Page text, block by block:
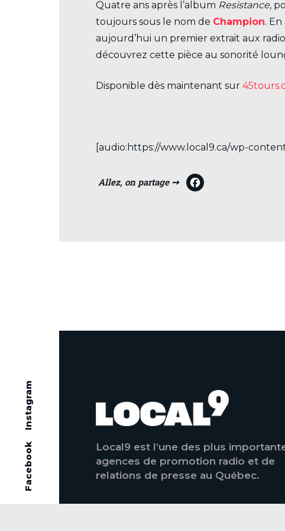
Facebook
Instagram
Quatre ans après l’album Resistance,
toujours sous le nom de Champion.
aujourd’hui un premier extrait aux
découvrez cette pièce au sonorité
Disponible dès maintenant sur
[audio:https://www.local9.ca/wp-
Local9 est l’une des plus
agences de promotion radio et de
relations de presse au Québec.